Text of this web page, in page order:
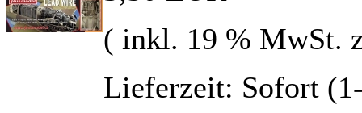
( inkl. 19 % MwSt.
Lieferzeit: Sofort